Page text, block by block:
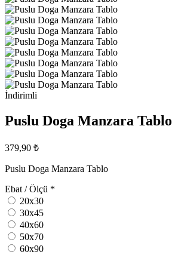
İndirimli
Puslu Doga Manzara Tablo
379,90 ₺
Puslu Doga Manzara Tablo
Ebat / Ölçü *
20x30
30x45
40x60
50x70
60x90